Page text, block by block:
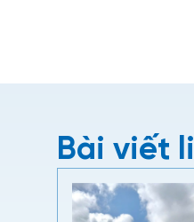
Bài viết